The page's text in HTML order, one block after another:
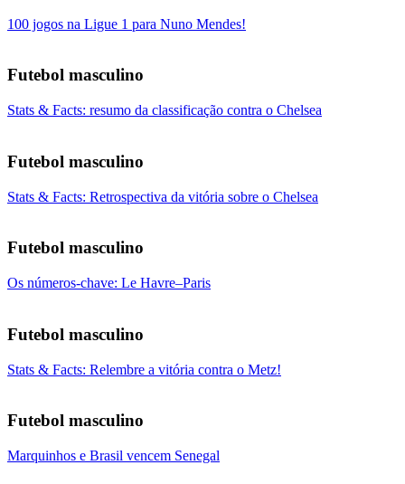
100 jogos na Ligue 1 para Nuno Mendes!
Futebol masculino
Stats & Facts: resumo da classificação contra o Chelsea
Futebol masculino
Stats & Facts: Retrospectiva da vitória sobre o Chelsea
Futebol masculino
Os números-chave: Le Havre–Paris
Futebol masculino
Stats & Facts: Relembre a vitória contra o Metz!
Futebol masculino
Marquinhos e Brasil vencem Senegal